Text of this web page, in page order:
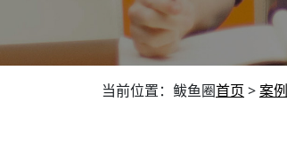
当前位置：鲅鱼圈首页 >案例